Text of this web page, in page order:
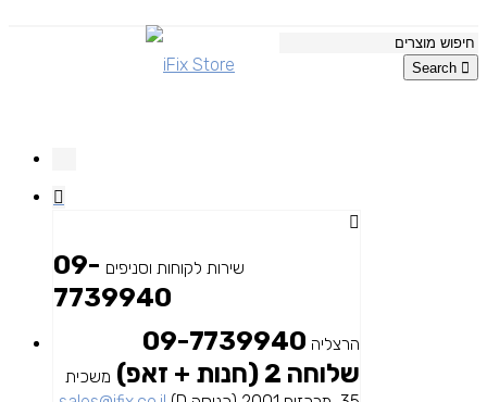
Search
שירות לקוחות וסניפים 09-
7739940
הרצליה 09-7739940
שלוחה 2 (חנות + זאפ)
משכית